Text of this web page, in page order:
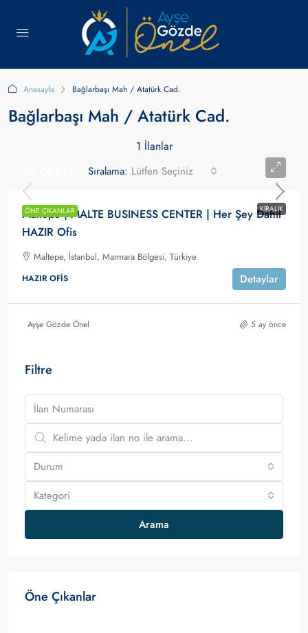
Anasayfa Bağlarbaşı Mah / Atatürk Cad.
Bağlarbaşı Mah / Atatürk Cad.
1 İlanlar
Sıralama: Lütfen Seçiniz
ÖNE ÇIKANLAR KIRALIK
Maltepe | MALTE BUSINESS CENTER | Her Şey Dahil
HAZIR Ofis
Maltepe, İstanbul, Marmara Bölgesi, Türkiye
HAZIR OFIS Detaylar
Ayşe Gözde Önel 5 ay önce
Filtre
Durum
Kategori
Arama
Öne Çıkanlar
0,000